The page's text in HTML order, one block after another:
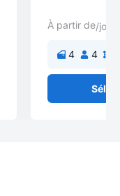
À partir de/
4 4